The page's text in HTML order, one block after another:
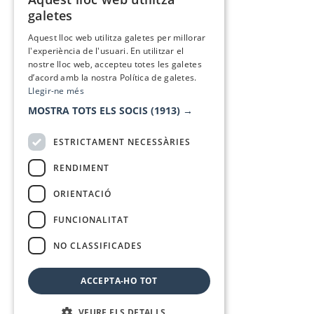
galetes
Aquest lloc web utilitza galetes per millorar
l'experiència de l'usuari. En utilitzar el
nostre lloc web, accepteu totes les galetes
d’acord amb la nostra Política de galetes.
Llegir-ne més
MOSTRA TOTS ELS SOCIS (1913) →
ESTRICTAMENT NECESSÀRIES
RENDIMENT
ORIENTACIÓ
FUNCIONALITAT
NO CLASSIFICADES
ACCEPTA-HO TOT